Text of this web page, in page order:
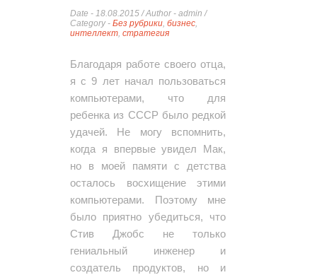
Date - 18.08.2015 / Author - admin /
Category - Без рубрики, бизнес,
интеллект, стратегия
Благодаря работе своего отца,
я с 9 лет начал пользоваться
компьютерами, что для
ребенка из СССР было редкой
удачей. Не могу вспомнить,
когда я впервые увидел Мак,
но в моей памяти с детства
осталось восхищение этими
компьютерами. Поэтому мне
было приятно убедиться, что
Стив Джобс не только
гениальный инженер и
создатель продуктов, но и